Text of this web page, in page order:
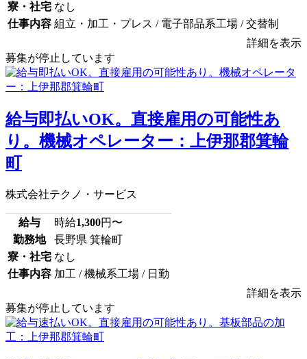
寮・社宅 なし
仕事内容 組立・加工・プレス / 電子部品系工場 / 交替制
詳細を表示
募集が停止しています
給与即払いOK。直接雇用の可能性あ
り。機械オペレーター：上伊那郡箕輪
町
株式会社テクノ・サービス
給与 時給1,300円〜
勤務地
長野県 箕輪町
寮・社宅 なし
仕事内容 加工 / 機械系工場 / 日勤
詳細を表示
募集が停止しています